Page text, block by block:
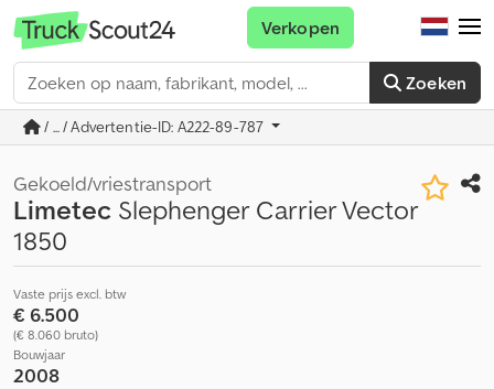
Zoeken
Verkopen
/ ... / Advertentie-ID: A222-89-787
Gekoeld/vriestransport
Limetec Slephenger Carrier Vector
1850
Vaste prijs excl. btw
€ 6.500
(€ 8.060 bruto)
Bouwjaar
2008